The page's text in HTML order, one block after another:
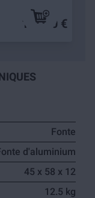
109,90 €
Fonte
d'aluminium
45 x 58 x 12
12.5 kg